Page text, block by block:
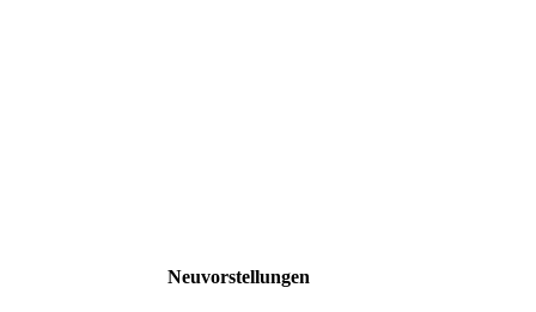
Neuvorstellungen